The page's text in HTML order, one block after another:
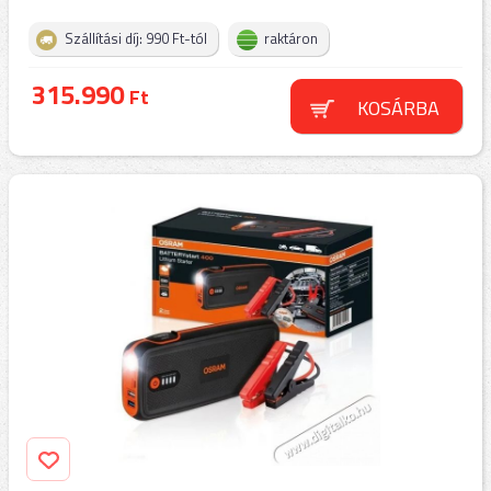
Szállítási díj: 990 Ft-tól raktáron
315.990Ft KOSÁRBA